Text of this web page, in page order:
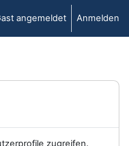
angemeldet Anmelden
zugreifen.